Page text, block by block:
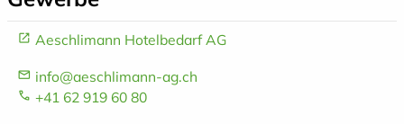
Aeschlimann Hotelbedarf AG
info@aeschlimann-ag.ch
+41 62 919 60 80